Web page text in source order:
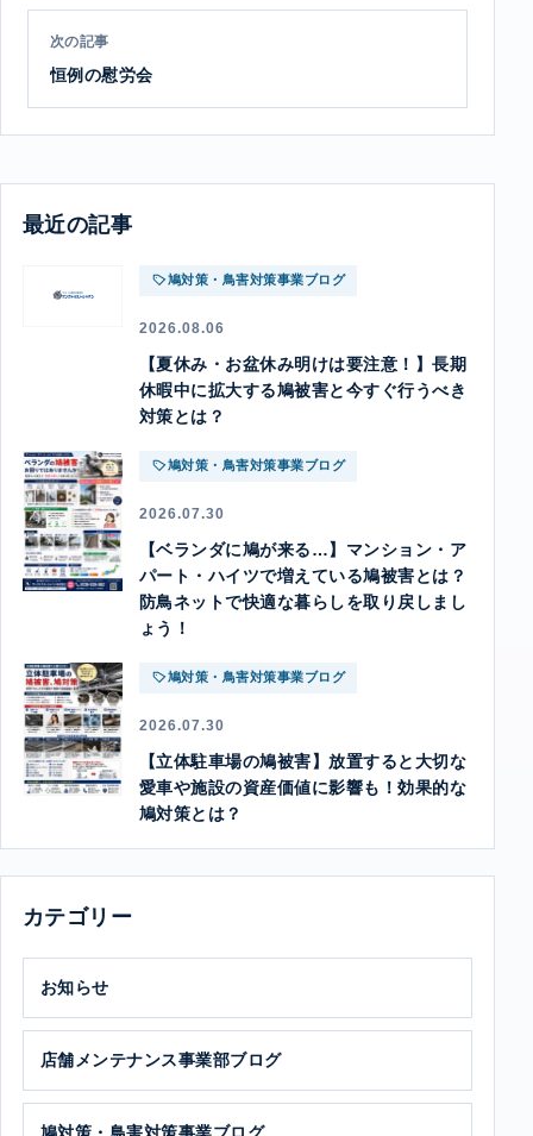
最近の記事
鳩対策・鳥害対策事業ブログ
2026.08.06
【夏休み・お盆休み明けは要注意！】長期
休暇中に拡大する鳩被害と今すぐ行うべき
対策とは？
鳩対策・鳥害対策事業ブログ
2026.07.30
【ベランダに鳩が来る…】マンション・ア
パート・ハイツで増えている鳩被害とは？
防鳥ネットで快適な暮らしを取り戻しまし
ょう！
鳩対策・鳥害対策事業ブログ
2026.07.30
【立体駐車場の鳩被害】放置すると大切な
愛車や施設の資産価値に影響も！効果的な
鳩対策とは？
カテゴリー
お知らせ
店舗メンテナンス事業部ブログ
鳩対策・鳥害対策事業ブログ
次の記事
恒例の慰労会